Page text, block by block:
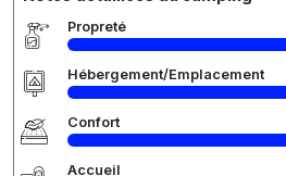
Propreté
Hébergement/Emplacement
Confort
Accueil